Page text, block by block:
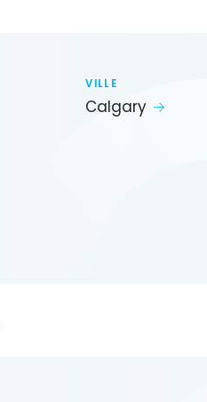
VILLE
Calgary